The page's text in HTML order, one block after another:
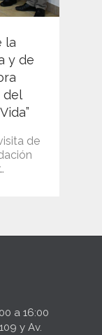
la
y de
del
de
a 16:00
y Av.